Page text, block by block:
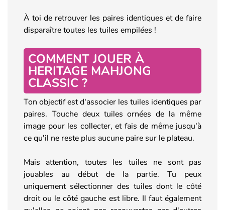
À toi de retrouver les paires identiques et de faire
disparaître toutes les tuiles empilées !
COMMENT JOUER À
HERITAGE MAHJONG
CLASSIC ?
Ton objectif est d'associer les tuiles identiques par
paires. Touche deux tuiles ornées de la même
image pour les collecter, et fais de même jusqu'à
ce qu'il ne reste plus aucune paire sur le plateau.
Mais attention, toutes les tuiles ne sont pas
jouables au début de la partie. Tu peux
uniquement sélectionner des tuiles dont le côté
droit ou le côté gauche est libre. Il faut également